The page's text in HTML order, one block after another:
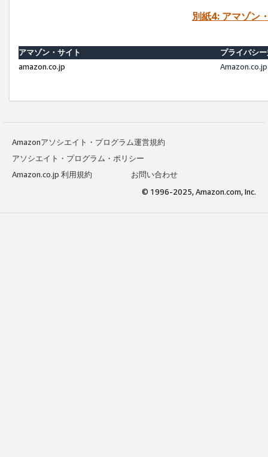
別紙4: アマゾン
アマゾン・サイト
プライバシ
amazon.co.jp
Amazonアソシエイト・プログラム運営規約
アソシエイト・プログラム・ポリシー
Amazon.co.jp 利用規約
お問い合わせ
© 1996-2025, Amazon.com, Inc.